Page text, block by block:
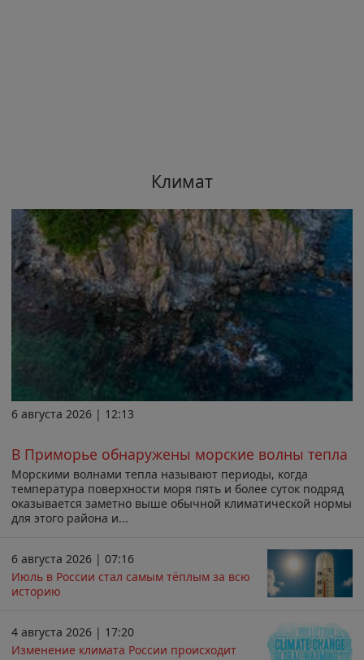
Климат
6 августа 2026 | 12:13
В Приморье обнаружены морские волны тепла
Морскими волнами тепла называют периоды, когда
температура поверхности моря пять и более суток подряд
оказывается заметно выше обычной климатической нормы
для этого района и...
6 августа 2026 | 07:16
Июль в России стал самым тёплым за всю
историю
4 августа 2026 | 17:20
Изменение климата России происходит